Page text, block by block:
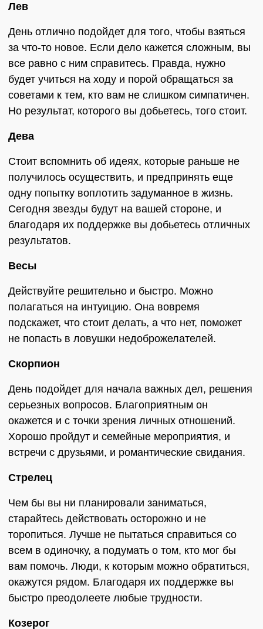
Лев
День отлично подойдет для того, чтобы взяться
за что-то новое. Если дело кажется сложным, вы
все равно с ним справитесь. Правда, нужно
будет учиться на ходу и порой обращаться за
советами к тем, кто вам не слишком симпатичен.
Но результат, которого вы добьетесь, того стоит.
Дева
Стоит вспомнить об идеях, которые раньше не
получилось осуществить, и предпринять еще
одну попытку воплотить задуманное в жизнь.
Сегодня звезды будут на вашей стороне, и
благодаря их поддержке вы добьетесь отличных
результатов.
Весы
Действуйте решительно и быстро. Можно
полагаться на интуицию. Она вовремя
подскажет, что стоит делать, а что нет, поможет
не попасть в ловушки недоброжелателей.
Скорпион
День подойдет для начала важных дел, решения
серьезных вопросов. Благоприятным он
окажется и с точки зрения личных отношений.
Хорошо пройдут и семейные мероприятия, и
встречи с друзьями, и романтические свидания.
Стрелец
Чем бы вы ни планировали заниматься,
старайтесь действовать осторожно и не
торопиться. Лучше не пытаться справиться со
всем в одиночку, а подумать о том, кто мог бы
вам помочь. Люди, к которым можно обратиться,
окажутся рядом. Благодаря их поддержке вы
быстро преодолеете любые трудности.
Козерог